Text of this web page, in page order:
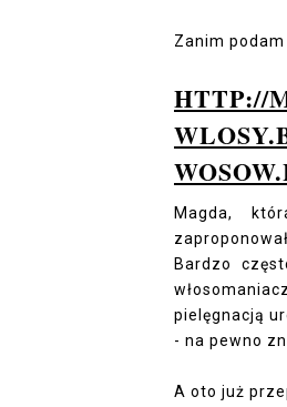
Zanim
HTTP://
Magda,
Bardzo
pielęgnacją
- na pewno
A oto już